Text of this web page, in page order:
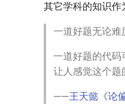
其它学科的知识作
一道好题无论难
一道好题的代码
让人感觉这个题
——王天懿《论